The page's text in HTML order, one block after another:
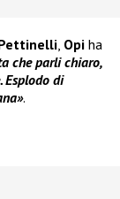
, Opi ha
che parli chiaro,
Esplodo di
.